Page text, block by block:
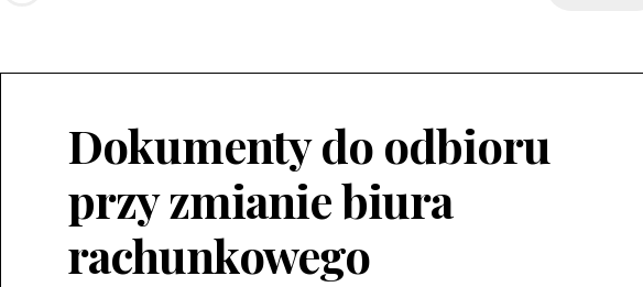
Dokumenty do odbioru
przy zmianie biura
rachunkowego